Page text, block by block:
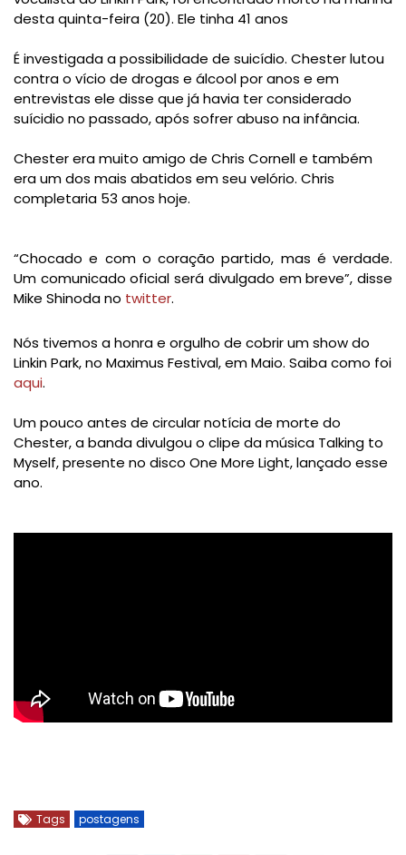
desta quinta-feira (20). Ele tinha 41 anos
É investigada a possibilidade de suicídio. Chester lutou
contra o vício de drogas e álcool por anos e em
entrevistas ele disse que já havia ter considerado
suícidio no passado, após sofrer abuso na infância.
Chester era muito amigo de Chris Cornell e também
era um dos mais abatidos em seu velório. Chris
completaria 53 anos hoje.
“Chocado e com o coração partido, mas é verdade.
Um comunicado oficial será divulgado em breve”, disse
Mike Shinoda no twitter.
Nós tivemos a honra e orgulho de cobrir um show do
Linkin Park, no Maximus Festival, em Maio. Saiba como foi
aqui.
Um pouco antes de circular notícia de morte do
Chester, a banda divulgou o clipe da música Talking to
Myself, presente no disco One More Light, lançado esse
ano.
Tags postagens